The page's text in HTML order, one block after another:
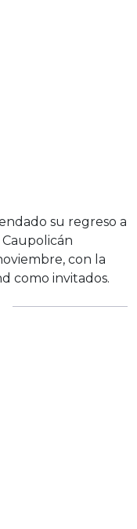
su regreso a
con la
como invitados.